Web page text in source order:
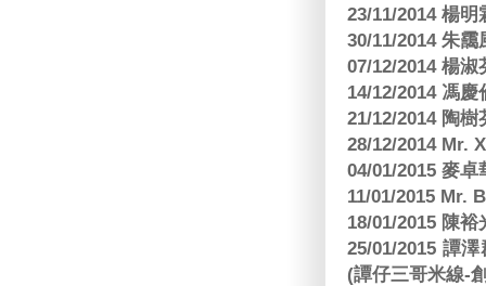
23/11/2014 楊
30/11/2014 朱
07/12/2014 楊
14/12/2014 馮
21/12/2014 陶
28/12/2014 Mr.
04/01/2015 麥
11/01/2015 Mr.
18/01/2015 陳
25/01/2015 譚
(譚仔三哥米線-